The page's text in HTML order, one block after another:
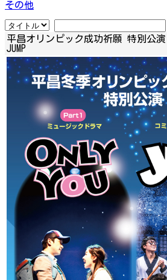
その他
平昌オリンピック成功祈願 特別公
JUMP